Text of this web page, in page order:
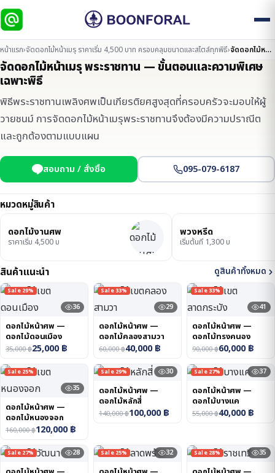
หน้าแรก›จัดดอกไม้หน้าเมรุ ราคาเริ่ม 4,500 บาท ครอบคลุมขนาดและสไตล์ทุกพิธี› จัดดอกไม้หน้าเมรุ พระราชทาน — ขั้นตอนและความพิเศษเฉพาะพิธี
จัดดอกไม้หน้าเมรุ พระราชทาน — ขั้นตอนและความพิเศษ
เฉพาะพิธี
พิธีพระราชทานเพลิงศพเป็นเกียรติยศสูงสุดที่ครอบครัวจะมอบให้ผู้
วายชนม์ การจัดดอกไม้หน้าเมรุพระราชทานจึงต้องมีความปราณีต
และถูกต้องตามแบบแผน
สอบถาม / สั่งซื้อ 095-079-6187
หมวดหมู่สินค้า
ดอกไม้งานศพ
ราคาเริ่ม 4,500 บ
พวงหรีด
เริ่มต้นที่ 1,300 บ
สินค้าแนะนำ ดูสินค้าทั้งหมด
Sale 29%
36
ดอกไม้หน้าศพ —
ดอกไม้ดอนเมือง
35,000฿25,000฿
Sale 33%
29
ดอกไม้หน้าศพ —
ดอกไม้คลองสามวา
60,000฿40,000฿
Sale 33%
41
ดอกไม้หน้าศพ —
ดอกไม้ทรงคนอง
90,000฿60,000฿
Sale 25%
35
ดอกไม้หน้าศพ —
ดอกไม้หนองจอก
160,000฿120,000฿
Sale 29% 30
ดอกไม้หน้าศพ —
ดอกไม้หลักสี่
140,000฿100,000฿
Sale 27% 37
ดอกไม้หน้าศพ —
ดอกไม้บางแค
55,000฿40,000฿
Sale 27% 28 Sale 25% 32 Sale 28% 35